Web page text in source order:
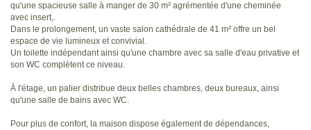
qu'une spacieuse salle à manger de 30 m² agrémentée d'une cheminée
avec insert,.
Dans le prolongement, un vaste salon cathédrale de 41 m² offre un bel
espace de vie lumineux et convivial.
Un toilette indépendant ainsi qu'une chambre avec sa salle d'eau privative et
son WC complètent ce niveau.
À l'étage, un palier distribue deux belles chambres, deux bureaux, ainsi
qu'une salle de bains avec WC.
Pour plus de confort, la maison dispose également de dépendances,